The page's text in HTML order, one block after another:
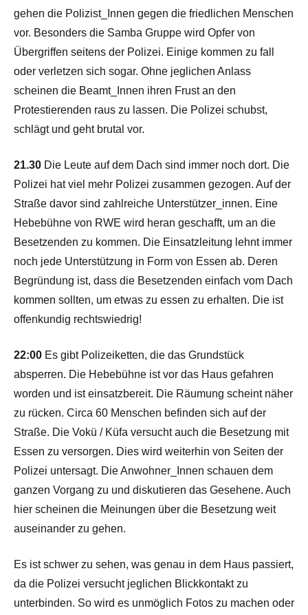
gehen die Polizist_Innen gegen die friedlichen Menschen
vor. Besonders die Samba Gruppe wird Opfer von
Übergriffen seitens der Polizei. Einige kommen zu fall
oder verletzen sich sogar. Ohne jeglichen Anlass
scheinen die Beamt_Innen ihren Frust an den
Protestierenden raus zu lassen. Die Polizei schubst,
schlägt und geht brutal vor.
21.30 Die Leute auf dem Dach sind immer noch dort. Die
Polizei hat viel mehr Polizei zusammen gezogen. Auf der
Straße davor sind zahlreiche Unterstützer_innen. Eine
Hebebühne von RWE wird heran geschafft, um an die
Besetzenden zu kommen. Die Einsatzleitung lehnt immer
noch jede Unterstützung in Form von Essen ab. Deren
Begründung ist, dass die Besetzenden einfach vom Dach
kommen sollten, um etwas zu essen zu erhalten. Die ist
offenkundig rechtswiedrig!
22:00 Es gibt Polizeiketten, die das Grundstück
absperren. Die Hebebühne ist vor das Haus gefahren
worden und ist einsatzbereit. Die Räumung scheint näher
zu rücken. Circa 60 Menschen befinden sich auf der
Straße. Die Vokü / Küfa versucht auch die Besetzung mit
Essen zu versorgen. Dies wird weiterhin von Seiten der
Polizei untersagt. Die Anwohner_Innen schauen dem
ganzen Vorgang zu und diskutieren das Gesehene. Auch
hier scheinen die Meinungen über die Besetzung weit
auseinander zu gehen.
Es ist schwer zu sehen, was genau in dem Haus passiert,
da die Polizei versucht jeglichen Blickkontakt zu
unterbinden. So wird es unmöglich Fotos zu machen oder